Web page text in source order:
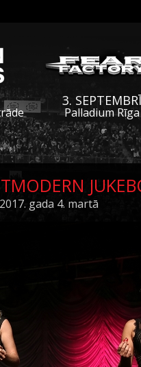
3. SEPTEMBRĪ
Palladium Rīga
gada 4. martā